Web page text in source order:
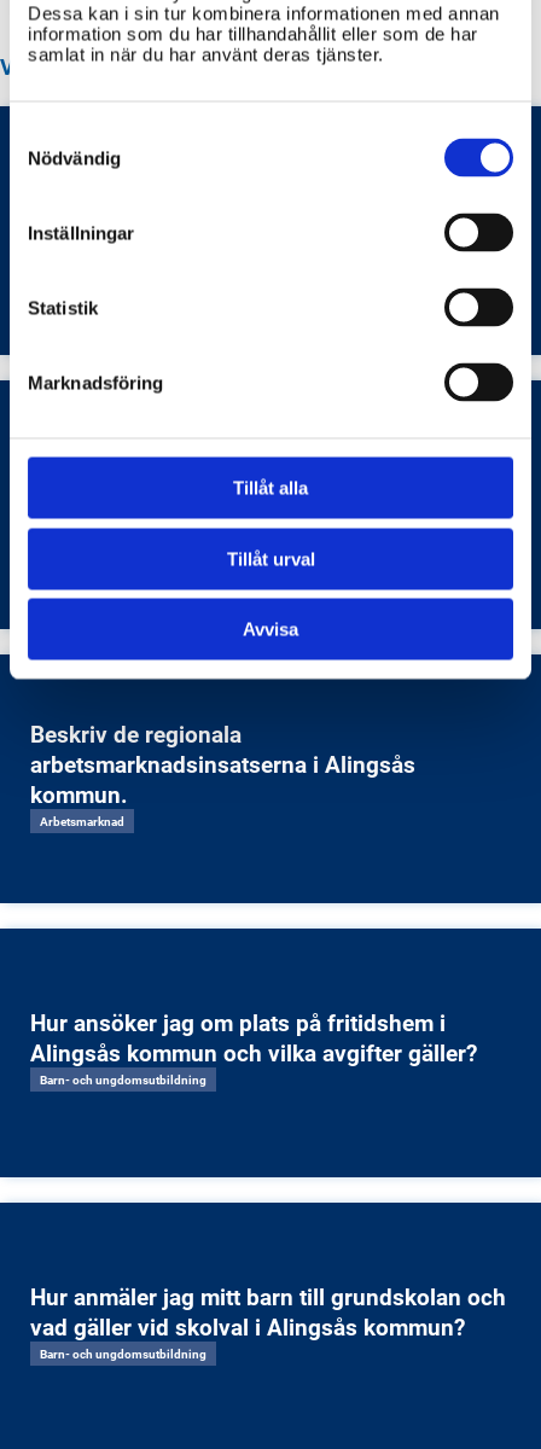
Dessa kan i sin tur kombinera informationen med annan
information som du har tillhandahållit eller som de har
samlat in när du har använt deras tjänster.
Selection
Nödvändig
Inställningar
Statistik
Marknadsföring
Tillåt alla
Tillåt urval
Avvisa
VANLIGA FRÅGOR OM ALINGSÅS KOMMUN
Hur gör jag en felanmälan gällande gator,
avloppsproblem i Alingsås kommun?
Hur ansöker jag om parkeringstillstånd för
rörelsehindrad och hur fungerar
parkeringsavgifter i Alingsås kommun?
Beskriv de regionala
arbetsmarknadsinsatserna i Alingsås
kommun.
Arbetsmarknad
Hur ansöker jag om plats på fritidshem i
Alingsås kommun och vilka avgifter gäller?
Barn- och ungdomsutbildning
Hur anmäler jag mitt barn till grundskolan och
vad gäller vid skolval i Alingsås kommun?
Barn- och ungdomsutbildning